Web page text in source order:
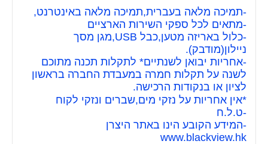
-תמיכה מלאה בעברית,תמיכה מלאה באינטרנט,
-מתאים לכל ספקי השירות הארציים
-כלול באריזה מטען,כבל USB,מגן מסך
ניילון(מודבק).
-אחריות יבואן לשנתיים* לתקלות תכנה מתוכם
לשנה על תקלות חמרה במעבדת החברה בראשון
לציון או בנקודות הרכישה.
*אין אחריות על נזקי מים,שברים ונזקי לקוח
-ט.ל.ח
-המידע הקובע הינו באתר היצרן
www.blackview.hk